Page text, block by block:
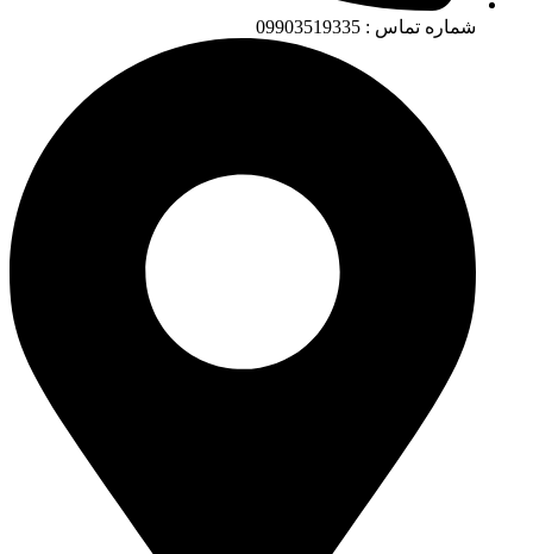
شماره تماس : 09903519335